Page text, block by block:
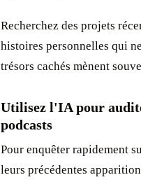
Recherchez des projets
histoires personnelles qui
trésors cachés mènent
Utilisez l'IA pour
podcasts
Pour enquêter rapidement
leurs précédentes